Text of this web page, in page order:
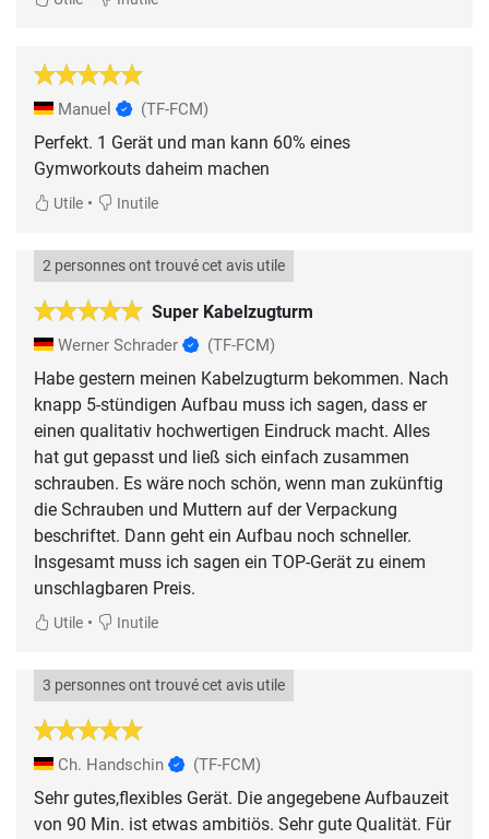
Manuel (TF-FCM)
Perfekt. 1 Gerät und man kann 60% eines
Gymworkouts daheim machen
Utile • Inutile
Super Kabelzugturm
2 personnes ont trouvé cet avis utile
Werner Schrader (TF-FCM)
Habe gestern meinen Kabelzugturm bekommen. Nach
knapp 5-stündigen Aufbau muss ich sagen, dass er
einen qualitativ hochwertigen Eindruck macht. Alles
hat gut gepasst und ließ sich einfach zusammen
schrauben. Es wäre noch schön, wenn man zukünftig
die Schrauben und Muttern auf der Verpackung
beschriftet. Dann geht ein Aufbau noch schneller.
Insgesamt muss ich sagen ein TOP-Gerät zu einem
unschlagbaren Preis.
Utile • Inutile
3 personnes ont trouvé cet avis utile
Ch. Handschin (TF-FCM)
Sehr gutes,flexibles Gerät. Die angegebene Aufbauzeit
von 90 Min. ist etwas ambitiös. Sehr gute Qualität. Für